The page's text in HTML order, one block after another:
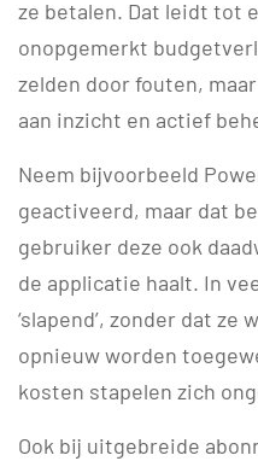
ze betalen. Dat leidt tot
onopgemerkt
zelden door fouten,
aan inzicht en actief
Neem bijvoorbeeld
geactiveerd, maar dat
gebruiker deze ook
de applicatie haalt. In
‘slapend’, zonder dat
opnieuw worden
kosten stapelen zich
Ook bij uitgebreide